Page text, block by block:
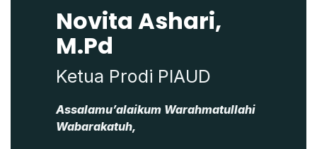
Novita Ashari,
M.Pd
Ketua Prodi PIAUD
Assalamu’alaikum Warahmatullahi
Wabarakatuh,